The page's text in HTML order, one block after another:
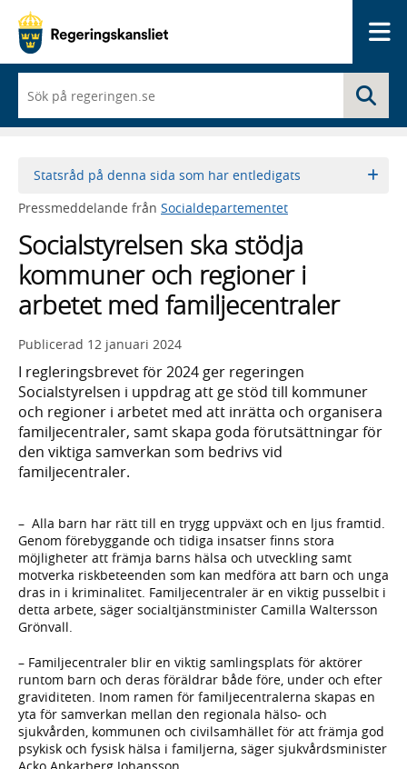
du
börjar
skriva
framträder
lista
med
sökförslag
Statsråd på denna sida som har entledigats
Pressmeddelande från Socialdepartementet
Socialstyrelsen ska stödja
kommuner och regioner i
arbetet med familjecentraler
Publicerad 12 januari 2024
I regleringsbrevet för 2024 ger regeringen
Socialstyrelsen i uppdrag att ge stöd till kommuner
och regioner i arbetet med att inrätta och organisera
familjecentraler, samt skapa goda förutsättningar för
den viktiga samverkan som bedrivs vid
familjecentraler.
– Alla barn har rätt till en trygg uppväxt och en ljus framtid.
Genom förebyggande och tidiga insatser finns stora
möjligheter att främja barns hälsa och utveckling samt
motverka riskbeteenden som kan medföra att barn och unga
dras in i krimi­nalitet. Familjecentraler är en viktig pusselbit i
detta arbete, säger socialtjänstminister Camilla Waltersson
Grönvall.
– Familjecentraler blir en viktig samlingsplats för aktörer
runtom barn och deras föräldrar både före, under och efter
graviditeten. Inom ramen för familjecentralerna skapas en
yta för samverkan mellan den regionala hälso- och
sjukvården, kommunen och civilsamhället för att främja god
psykisk och fysisk hälsa i familjerna, säger sjukvårdsminister